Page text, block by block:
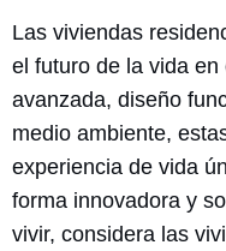
Las viviendas
el futuro de la vida
avanzada, diseño
medio ambiente,
experiencia de vida
forma innovadora y
vivir, considera las